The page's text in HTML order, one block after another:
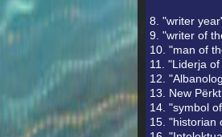
8. "writer
9. "writer of
10. "man of
11. "Liderja
12.
13. New
14. "symbol
15. "historian